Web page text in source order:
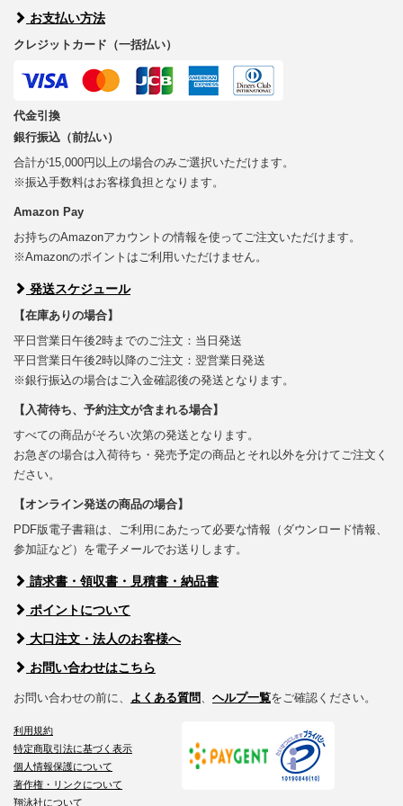
お支払い方法
クレジットカード（一括払い）
代金引換
銀行振込（前払い）
合計が15,000円以上の場合のみご選択いただけます。
※振込手数料はお客様負担となります。
Amazon Pay
お持ちのAmazonアカウントの情報を使ってご注文いただけます。
※Amazonのポイントはご利用いただけません。
発送スケジュール
【在庫ありの場合】
平日営業日午後2時までのご注文：当日発送
平日営業日午後2時以降のご注文：翌営業日発送
※銀行振込の場合はご入金確認後の発送となります。
【入荷待ち、予約注文が含まれる場合】
すべての商品がそろい次第の発送となります。
お急ぎの場合は入荷待ち・発売予定の商品とそれ以外を分けてご注文く
ださい。
【オンライン発送の商品の場合】
PDF版電子書籍は、ご利用にあたって必要な情報（ダウンロード情報、
参加証など）を電子メールでお送りします。
請求書・領収書・見積書・納品書
ポイントについて
大口注文・法人のお客様へ
お問い合わせはこちら
お問い合わせの前に、 よくある質問 ヘルプ一覧をご確認ください。
利用規約
特定商取引法に基づく表示
個人情報保護について
著作権・リンクについて
翔泳社について